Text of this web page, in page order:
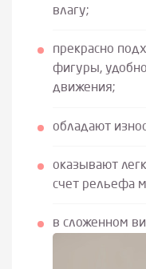
влагу;
прекрасно
фигуры,
движения;
обладают
оказывают
счет рельефа
в сложенном